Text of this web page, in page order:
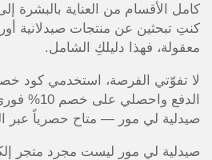
كامل الأقسام من العناية بالبشرة
كنتِ تبحثين عن منتجات صيدلانية
معقولة، فهذا دليلكِ الشامل.
لا تفوّتي الفرصة، استخدمي كود
الدفع
صيدلية لي مور — متاح حصرياً عبر
صيدلية لي مور ليست مجرد متجر